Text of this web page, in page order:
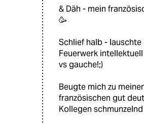
& Däh - mein
🥳
Schlief halb - lauschte
Feuerwerk
vs gauche!;)
Beugte mich zu
französischen gut
Kollegen